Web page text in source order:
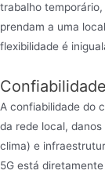
trabalho
prendam a uma
flexibilidade é
A confiabilidade do
da rede local,
clima) e
5G está